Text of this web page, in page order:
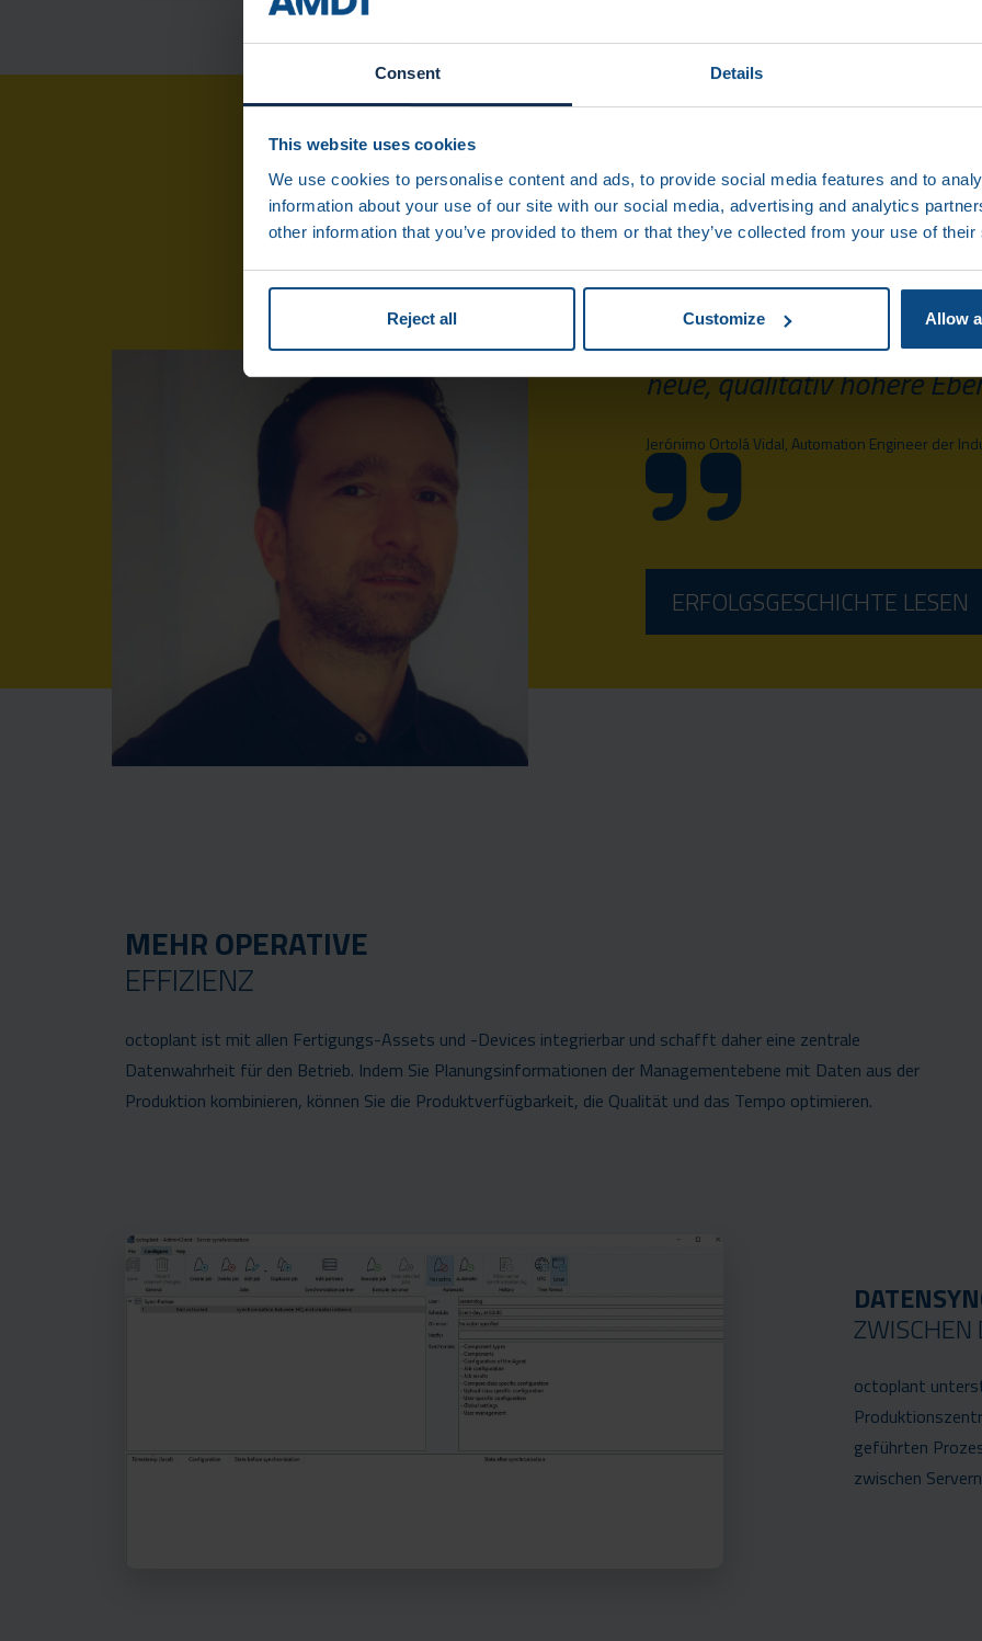
Consent Details
This website uses cookies
We use cookies to personalise content and ads, to provide social media features and to
information about your use of our site with our social media, advertising and analytics
other information that you’ve provided to them or that they’ve collected from your use of
Reject all Customize Allow
Wir haben deutlich an
was die
vielen
anbelangt. Wir sind durch
neue, qualitativ höhere
Jerónimo Ortolá Vidal, Automation Engineer der
ERFOLGSGESCHICHTE LESEN
MEHR OPERATIVE
EFFIZIENZ
octoplant ist mit allen Fertigungs-Assets und -Devices integrierbar und schafft daher eine zentrale
Datenwahrheit für den Betrieb. Indem Sie Planungsinformationen der Managementebene mit Daten aus der
Produktion kombinieren, können Sie die Produktverfügbarkeit, die Qualität und das Tempo optimieren.
ZWISCHEN
octoplant
geführten
zwischen